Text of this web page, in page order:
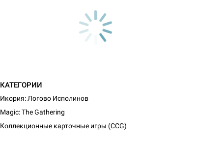
КАТЕГОРИИ
Икория: Логово Исполинов
Magic: The Gathering
Коллекционные карточные игры (CCG)